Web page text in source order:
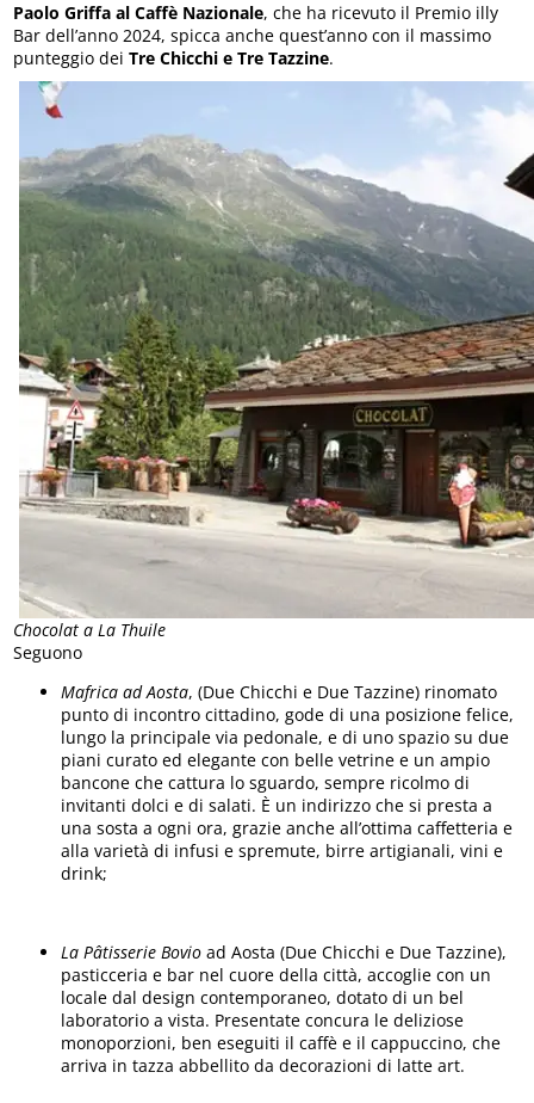
Paolo Griffa al Caffè Nazionale, che ha ricevuto il Premio illy
Bar dell’anno 2024, spicca anche quest’anno con il massimo
punteggio deiTre Chicchi e Tre Tazzine.
Chocolat a La Thuile
Seguono
Mafrica ad Aosta, (Due Chicchi e Due Tazzine) rinomato
punto di incontro cittadino, gode di una posizione felice,
lungo la principale via pedonale, e di uno spazio su due
piani curato ed elegante con belle vetrine e un ampio
bancone che cattura lo sguardo, sempre ricolmo di
invitanti dolci e di salati. È un indirizzo che si presta a
una sosta a ogni ora, grazie anche all’ottima caffetteria e
alla varietà di infusi e spremute, birre artigianali, vini e
drink;
La Pâtisserie Bovio ad Aosta (Due Chicchi e Due Tazzine),
pasticceria e bar nel cuore della città, accoglie con un
locale dal design contemporaneo, dotato di un bel
laboratorio a vista. Presentate concura le deliziose
monoporzioni, ben eseguiti il caffè e il cappuccino, che
arriva in tazza abbellito da decorazioni di latte art.